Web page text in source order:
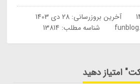
آخرین بروزرسانی:28 دی 1403
شناسه مطلب: 13814
امتیاز دهید